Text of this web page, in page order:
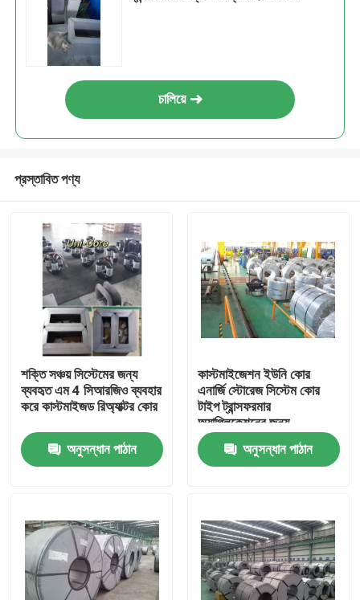
পণ্য
আমাদের সম্পর্কে
চালিয়ে
প্রস্তাবিত পণ্য
শক্তি সঞ্চয় সিস্টেমের জন্য
ব্যবহৃত এম 4 সিআরজিও ব্যবহার
করে কাস্টমাইজড রিঅ্যাক্টর কোর
অনুসন্ধান পাঠান
কাস্টমাইজেশন ইউনি কোর
এনার্জি স্টোরেজ সিস্টেম কোর
টাইপ ট্রান্সফরমার
অ্যাপ্লিকেশনের জন্য
অনুসন্ধান পাঠান